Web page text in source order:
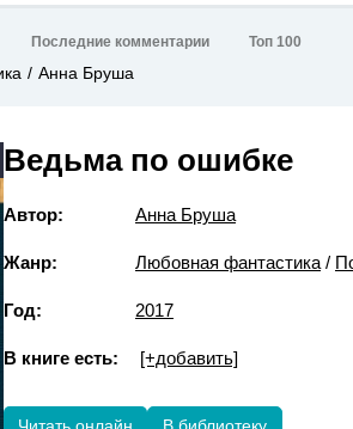
Последние комментарии Топ 100
Анна Бруша
Ведьма по ошибке
Автор: Анна Бруша
Жанр: Любовная фантастика /
Год: 2017
В книге есть: [+добавить]